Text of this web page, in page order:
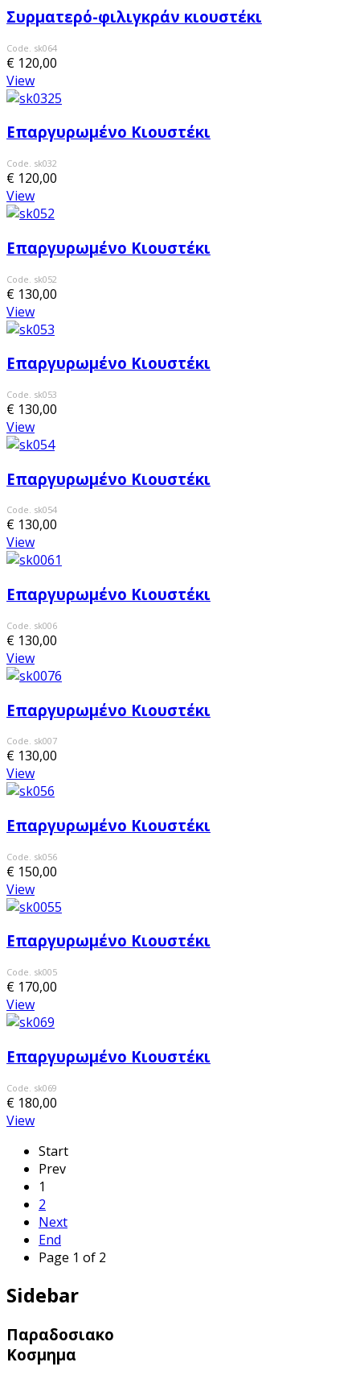
Συρματερό-φιλιγκράν κιουστέκι
Code. sk064
€ 120,00
View
Επαργυρωμένο Κιουστέκι
Code. sk032
€ 120,00
View
Επαργυρωμένο Κιουστέκι
Code. sk052
€ 130,00
View
Επαργυρωμένο Κιουστέκι
Code. sk053
€ 130,00
View
Επαργυρωμένο Κιουστέκι
Code. sk054
€ 130,00
View
Επαργυρωμένο Κιουστέκι
Code. sk006
€ 130,00
View
Επαργυρωμένο Κιουστέκι
Code. sk007
€ 130,00
View
Επαργυρωμένο Κιουστέκι
Code. sk056
€ 150,00
View
Επαργυρωμένο Κιουστέκι
Code. sk005
€ 170,00
View
Επαργυρωμένο Κιουστέκι
Code. sk069
€ 180,00
View
Start
Prev
1
2
Next
End
Page 1 of 2
Sidebar
Παραδοσιακο
Κοσμημα